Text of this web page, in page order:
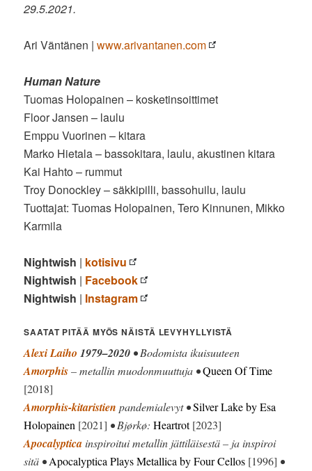
29.5.2021.
Ari Väntänen |www.arivantanen.com
Human Nature
Tuomas Holopainen – kosketinsoittimet
Floor Jansen – laulu
Emppu Vuorinen – kitara
Marko Hietala – bassokitara, laulu, akustinen kitara
Kai Hahto – rummut
Troy Donockley – säkkipilli, bassohuilu, laulu
Tuottajat: Tuomas Holopainen, Tero Kinnunen, Mikko
Karmila
Nightwish | kotisivu
Nightwish | Facebook
Nightwish | Instagram
SAATAT PITÄÄ MYÖS NÄISTÄ LEVYHYLLYISTÄ
Alexi Laiho 1979–2020 • Bodomista ikuisuuteen
Amorphis– metallin muodonmuuttuja •Queen Of Time
[2018]
Amorphis-kitaristien pandemialevyt •Silver Lake by Esa
Holopainen [2021] • Bjørkø:Heartrot[2023]
Apocalyptica inspiroitui metallin jättiläisestä – ja inspiroi
sitä •Apocalyptica Plays Metallica by Four Cellos [1996] •